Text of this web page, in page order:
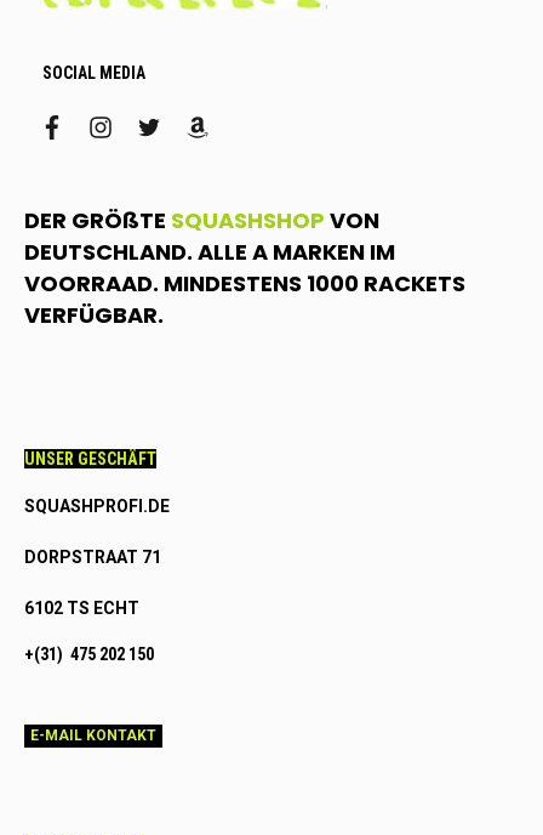
SOCIAL MEDIA
facebookinstagram
twitteramazon
DER GRÖßTE SQUASHSHOP VON
DEUTSCHLAND. ALLE A MARKEN IM
VOORRAAD. MINDESTENS 1000 RACKETS
VERFÜGBAR.
UNSER GESCHÄFT
SQUASHPROFI.DE
DORPSTRAAT 71
6102 TS ECHT
+(31) 475 202 150
E-MAIL KONTAKT